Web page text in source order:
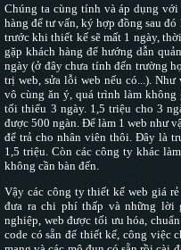
Chúng ta cùng tính và áp dụng
hàng để tư vấn, ký hợp đồng sau
trước khi thiết kế sẽ mất 1 ngày,
gặp khách hàng để hướng dẫn
ngày (ở đây chưa tính đến trường
trị web, sửa lỗi web nếu có...).
vô cùng ăn ý, quá trình làm
tối thiểu 3 ngày. 1,5 triệu cho 3
được 500 ngàn. Để làm 1 web như
để trả cho nhân viên thôi. Đây là
1,5 triệu. Còn các công ty khác
không cần bàn đến.
Vậy các công ty thiết kế web giá
đưa ra chi phí thấp và những lời
nghiệp, web được tối ưu hóa,
code có sẵn để thiết kế, công việc